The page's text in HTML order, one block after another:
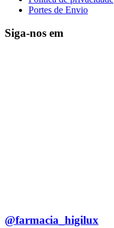
Portes de Envio
Siga-nos em
@farmacia_higilux